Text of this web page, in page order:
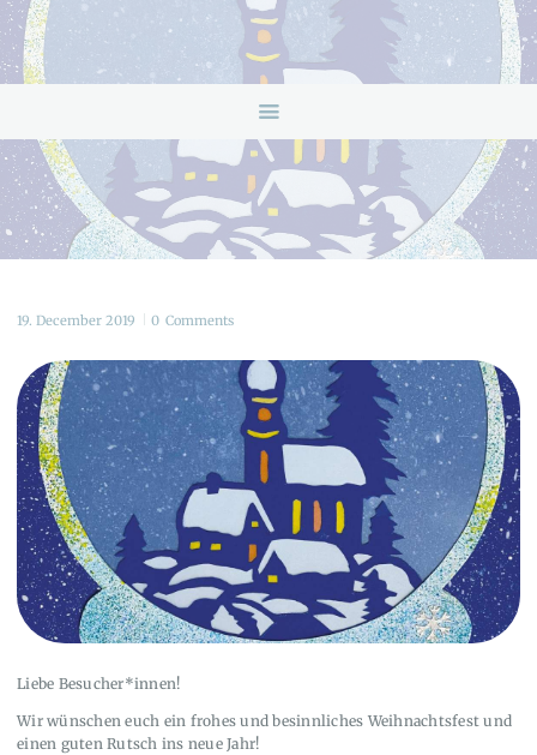
ANGEBOTE
INFOS & LINKS
NEWS
KONTAKTDATEN
19. December 2019 0 Comments
Liebe Besucher*innen!
Wir wünschen euch ein frohes und besinnliches Weihnachtsfest und
einen guten Rutsch ins neue Jahr!